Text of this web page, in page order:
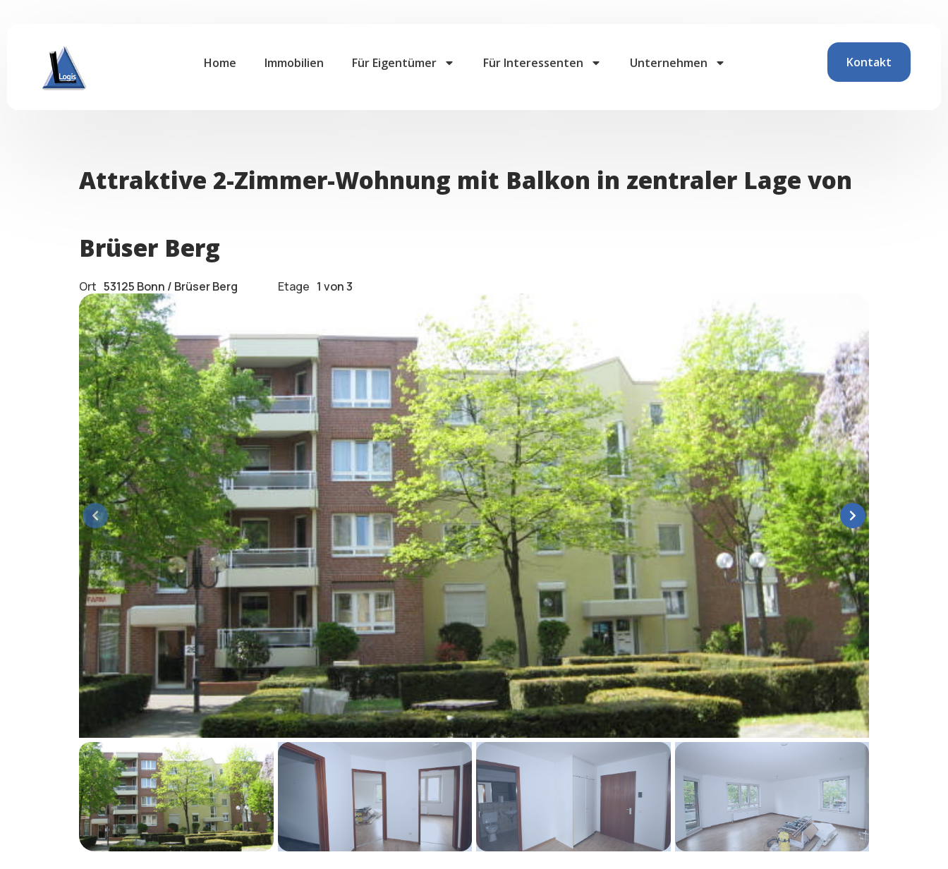
Home Immobilien Für Eigentümer Für Interessenten Unternehmen Kontakt
Attraktive 2-Zimmer-Wohnung mit Balkon in zentraler Lage von
Brüser Berg
Ort 53125 Bonn / Brüser Berg Etage 1 von 3